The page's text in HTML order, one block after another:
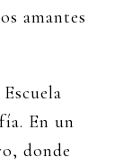
amantes
En un
donde